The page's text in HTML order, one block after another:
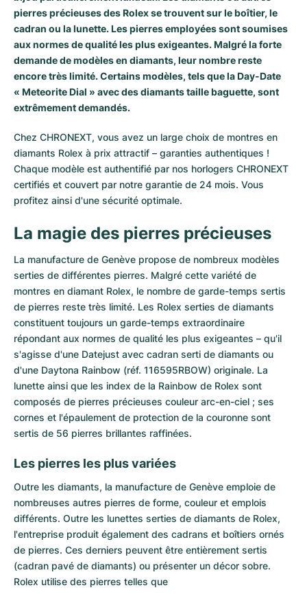
pierres précieuses des Rolex se trouvent sur le boîtier, le
cadran ou la lunette. Les pierres employées sont soumises
aux normes de qualité les plus exigeantes. Malgré la forte
demande de modèles en diamants, leur nombre reste
encore très limité. Certains modèles, tels que la Day-Date
« Meteorite Dial » avec des diamants taille baguette, sont
extrêmement demandés.
Chez CHRONEXT, vous avez un large choix de montres en
diamants Rolex à prix attractif – garanties authentiques !
Chaque modèle est authentifié par nos horlogers CHRONEXT
certifiés et couvert par notre garantie de 24 mois. Vous
profitez ainsi d'une sécurité optimale.
La magie des pierres précieuses
La manufacture de Genève propose de nombreux modèles
serties de différentes pierres. Malgré cette variété de
montres en diamant Rolex, le nombre de garde-temps sertis
de pierres reste très limité. Les Rolex serties de diamants
constituent toujours un garde-temps extraordinaire
répondant aux normes de qualité les plus exigeantes – qu'il
s'agisse d'une Datejust avec cadran serti de diamants ou
d'une Daytona Rainbow (réf. 116595RBOW) originale. La
lunette ainsi que les index de la Rainbow de Rolex sont
composés de pierres précieuses couleur arc-en-ciel ; ses
cornes et l'épaulement de protection de la couronne sont
sertis de 56 pierres brillantes raffinées.
Les pierres les plus variées
Outre les diamants, la manufacture de Genève emploie de
nombreuses autres pierres de forme, couleur et emplois
différents. Outre les lunettes serties de diamants de Rolex,
l'entreprise produit également des cadrans et boîtiers ornés
de pierres. Ces derniers peuvent être entièrement sertis
(cadran pavé de diamants) ou présenter un décor sobre.
Rolex utilise des pierres telles que